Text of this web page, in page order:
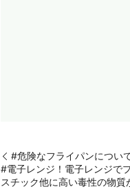
#危険なフライパンについ
#電子レンジ！電子レンジで
スチック他に高い毒性の物質